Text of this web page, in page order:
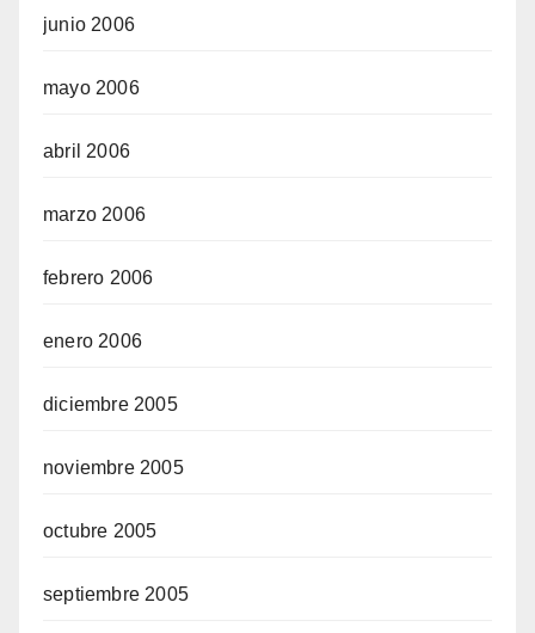
junio 2006
mayo 2006
abril 2006
marzo 2006
febrero 2006
enero 2006
diciembre 2005
noviembre 2005
octubre 2005
septiembre 2005